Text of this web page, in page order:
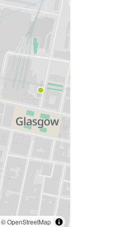
©OpenStreetMap